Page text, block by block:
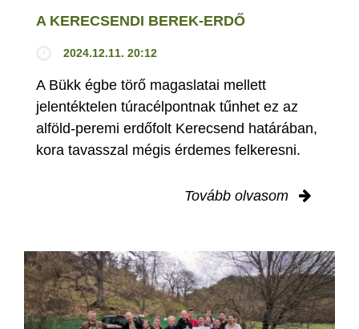
A KERECSENDI BEREK-ERDŐ
2024.12.11. 20:12
A Bükk égbe törő magaslatai mellett
jelentéktelen túracélpontnak tűnhet ez az
alföld-peremi erdőfolt Kerecsend határában,
kora tavasszal mégis érdemes felkeresni.
Tovább olvasom